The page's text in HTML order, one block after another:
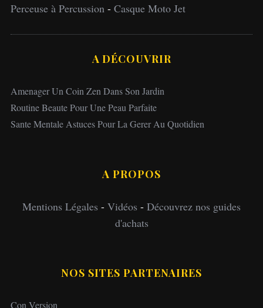
Perceuse à Percussion- Casque Moto Jet
A DÉCOUVRIR
Amenager Un Coin Zen Dans Son Jardin
Routine Beaute Pour Une Peau Parfaite
Sante Mentale Astuces Pour La Gerer Au Quotidien
A PROPOS
Mentions Légales - Vidéos - Découvrez nos guides
d'achats
NOS SITES PARTENAIRES
Con Version